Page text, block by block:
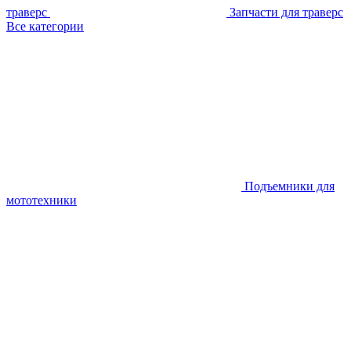
траверс
Запчасти для траверс
Все категории
Подъемники для
мототехники